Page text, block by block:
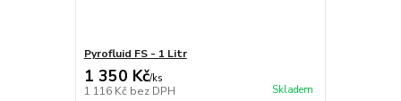
Pyrofluid FS - 1 Litr
1 350 Kč/ks
1 116 Kč bez DPH Skladem